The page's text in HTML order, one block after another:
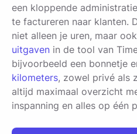
een kloppende
te factureren naar klanten.
niet alleen je uren, maar
uitgaven in de tool van
bijvoorbeeld een bonnetje
kilometers, zowel privé als
altijd maximaal overzicht
inspanning en alles op één